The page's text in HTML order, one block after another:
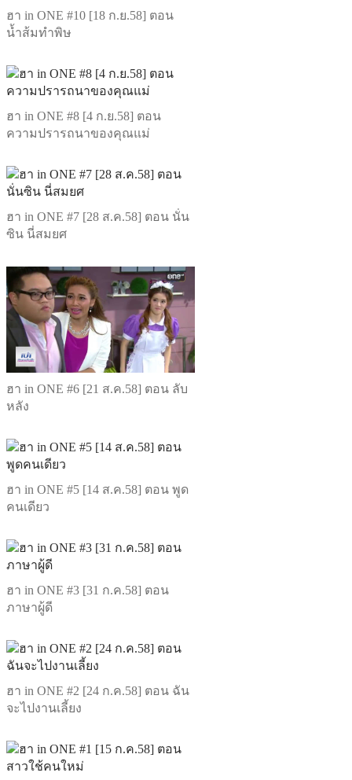
ฮา in ONE #10 [18 ก.ย.58] ตอน
น้ำส้มทำพิษ
ฮา in ONE #8 [4 ก.ย.58] ตอน
ความปรารถนาของคุณแม่
ฮา in ONE #7 [28 ส.ค.58] ตอน นั่น
ซิน นี่สมยศ
ฮา in ONE #6 [21 ส.ค.58] ตอน ลับ
หลัง
ฮา in ONE #5 [14 ส.ค.58] ตอน พูด
คนเดียว
ฮา in ONE #3 [31 ก.ค.58] ตอน
ภาษาผู้ดี
ฮา in ONE #2 [24 ก.ค.58] ตอน ฉัน
จะไปงานเลี้ยง